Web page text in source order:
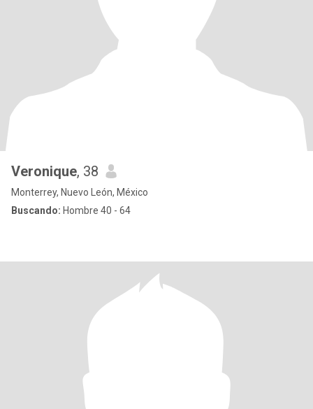
Veronique, 38
Monterrey, Nuevo León, México
Buscando: Hombre 40 - 64